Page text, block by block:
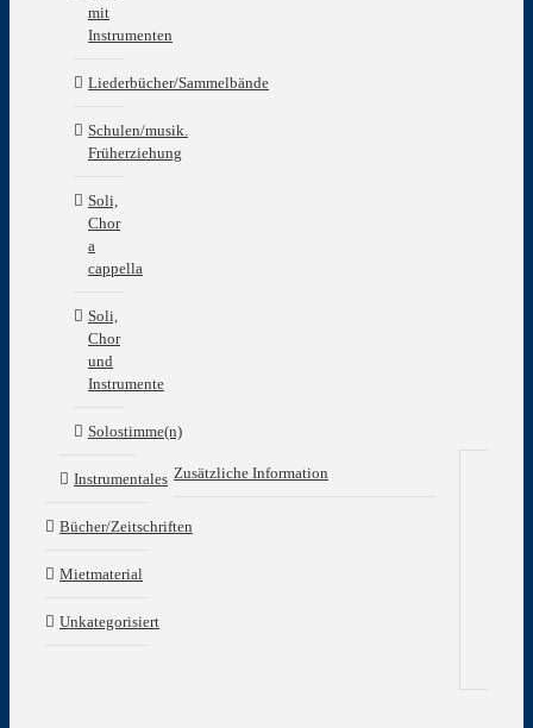
Zusätzliche Information
mit
Instrumenten
Liederbücher/Sammelbände
Schulen/musik.
Früherziehung
Soli,
Chor
a
cappella
Soli,
Chor
und
Instrumente
Solostimme(n)
Instrumentales
Bücher/Zeitschriften
Mietmaterial
Unkategorisiert